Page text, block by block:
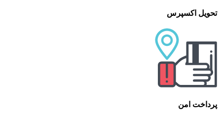
تحویل اکسپرس
پرداخت امن